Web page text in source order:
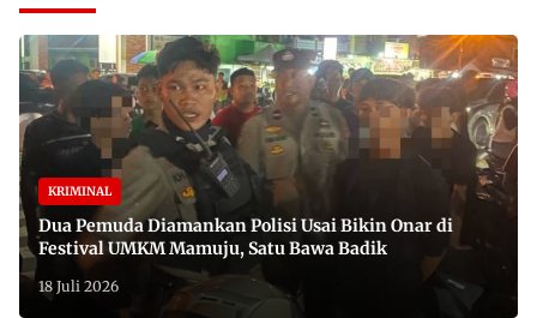
KRIMINAL
Dua Pemuda Diamankan Polisi Usai Bikin Onar di
Festival UMKM Mamuju, Satu Bawa Badik
18 Juli 2026